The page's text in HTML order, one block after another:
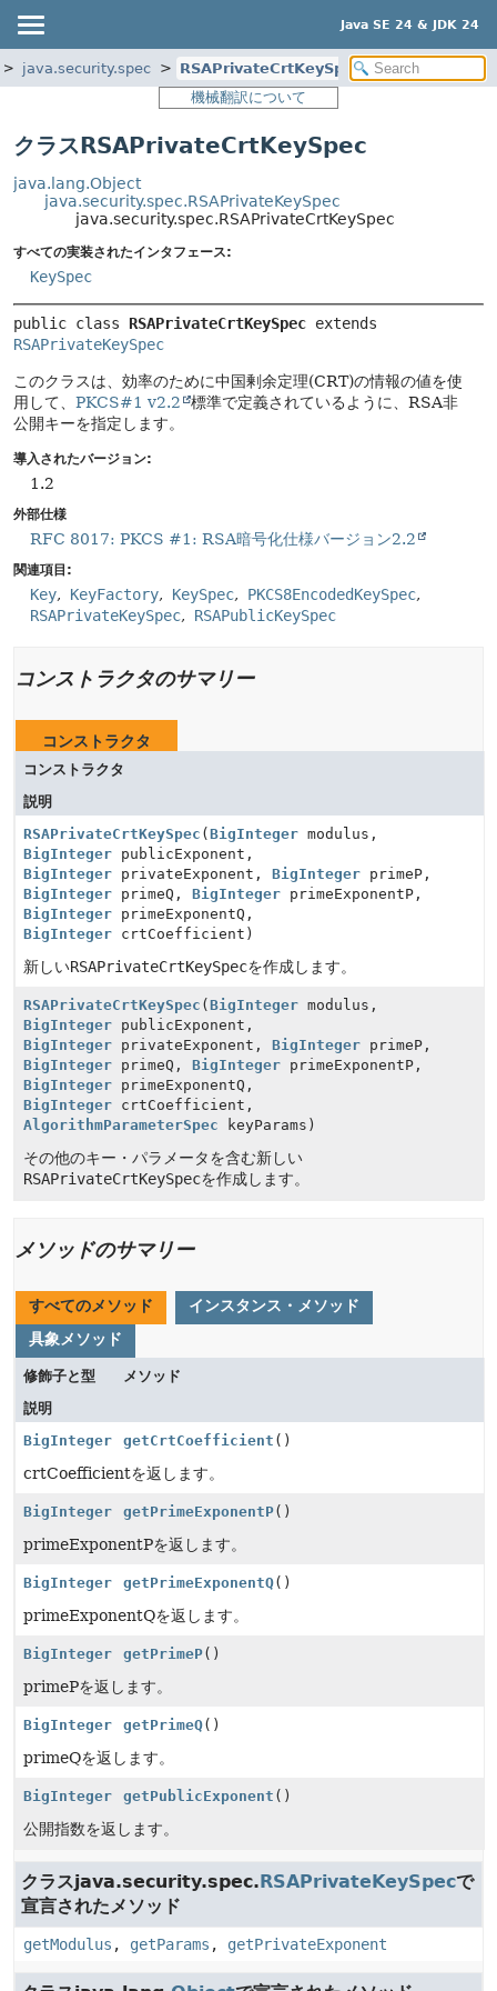
Java SE 24 & JDK 24
java.security.spec
RSAPrivateCrtKeySpec
機械翻訳について
クラスRSAPrivateCrtKeySpec
java.lang.Object
java.security.spec.RSAPrivateKeySpec
java.security.spec.RSAPrivateCrtKeySpec
すべての実装されたインタフェース:
KeySpec
public class RSAPrivateCrtKeySpec
RSAPrivateKeySpec
このクラスは、効率のために中国剰余定理(CRT)の情報の値を使
用して、 PKCS#1 v2.2
標準で定義されているように、RSA非
公開キーを指定します。
導入されたバージョン:
1.2
外部仕様
RFC 8017: PKCS #1: RSA暗号化仕様バージョン2.2
関連項目:
Key KeyFactory KeySpec
PKCS8EncodedKeySpec
RSAPrivateKeySpec
RSAPublicKeySpec
コンストラクタのサマリー
コンストラクタ
コンストラクタ
説明
RSAPrivateCrtKeySpec ( BigInteger modulus,
BigInteger publicExponent,
BigInteger privateExponent, BigInteger primeP,
BigInteger primeQ, BigInteger primeExponentP,
BigInteger primeExponentQ,
BigInteger crtCoefficient)
新しいRSAPrivateCrtKeySpecを作成します。
RSAPrivateCrtKeySpec ( BigInteger modulus,
BigInteger publicExponent,
BigInteger privateExponent, BigInteger primeP,
BigInteger primeQ, BigInteger primeExponentP,
BigInteger primeExponentQ,
BigInteger crtCoefficient,
AlgorithmParameterSpec keyParams)
その他のキー・パラメータを含む新しい
RSAPrivateCrtKeySpecを作成します。
メソッドのサマリー
すべてのメソッド
インスタンス・メソッド
具象メソッド
修飾子と型
メソッド
説明
BigInteger
getCrtCoefficient ()
crtCoefficientを返します。
BigInteger getPrimeExponentP()
primeExponentPを返します。
BigInteger getPrimeExponentQ()
primeExponentQを返します。
BigInteger getPrimeP()
primePを返します。
BigInteger getPrimeQ()
primeQを返します。
BigInteger getPublicExponent ()
公開指数を返します。
クラスjava.security.spec.RSAPrivateKeySpecで
宣言されたメソッド
getModulus , getParams , getPrivateExponent